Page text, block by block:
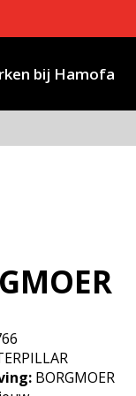
bij Hamofa
BORGMOER